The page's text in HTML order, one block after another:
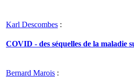
Karl Descombes :
COVID - des séquelles de la maladie
Bernard Marois :